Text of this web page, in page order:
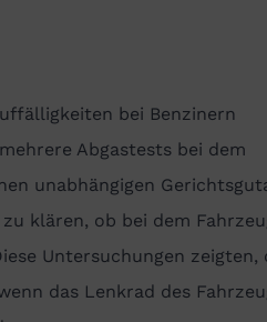
bei Benzinern
Abgastests bei dem
unabhängigen
klären, ob bei dem
Untersuchungen zeigten,
das Lenkrad des